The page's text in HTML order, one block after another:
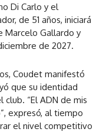
Di Carlo y el
de 51 años, iniciará
Marcelo Gallardo y
de 2027.
Coudet manifestó
que su identidad
“El ADN de mis
expresó, al tiempo
el nivel competitivo